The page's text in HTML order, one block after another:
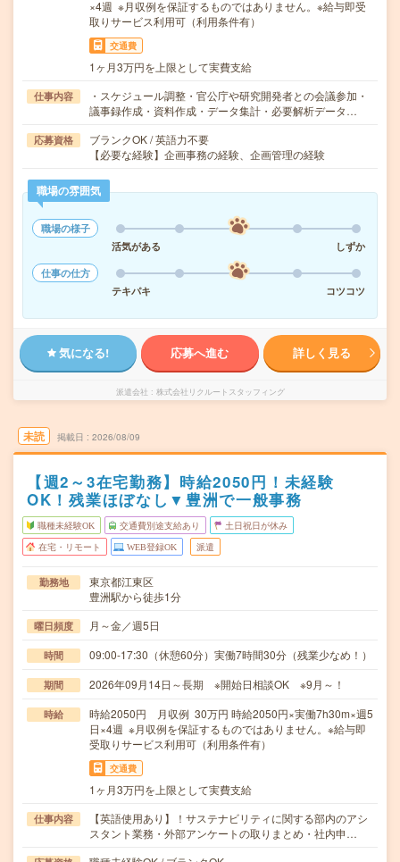
×4週 ※月収例を保証するものではありません。※給与即受
取りサービス利用可（利用条件有）
交通費
1ヶ月3万円を上限として実費支給
仕事内容
・スケジュール調整・官公庁や研究開発者との会議参加・
議事録作成・資料作成・データ集計・必要解析データ…
応募資格
ブランクOK / 英語力不要
【必要な経験】企画事務の経験、企画管理の経験
職場の雰囲気
職場の様子
活気がある
しずか
仕事の仕方
テキパキ
コツコツ
気になる! 応募へ進む 詳しく見る
派遣会社 株式会社リクルートスタッフィング
未読 掲載日 2026/08/09
【週2～3在宅勤務】時給2050円！未経験
OK！残業ほぼなし▼豊洲で一般事務
職種未経験OK 交通費別途支給あり 土日祝日が休み
在宅・リモート WEB登録OK 派遣
勤務地
東京都江東区
豊洲駅から徒歩1分
曜日頻度 月～金／週5日
時間 09:00-17:30（休憩60分）実働7時間30分（残業少なめ！）
期間 2026年09月14日～長期 ※開始日相談OK ※9月～！
時給
時給2050円 月収例 30万円 時給2050円×実働7h30m×週5
日×4週 ※月収例を保証するものではありません。※給与即
受取りサービス利用可（利用条件有）
交通費
1ヶ月3万円を上限として実費支給
仕事内容
【英語使用あり】！サステナビリティに関する部内のアシ
スタント業務・外部アンケートの取りまとめ・社内申…